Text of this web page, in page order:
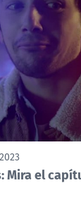
Mira el